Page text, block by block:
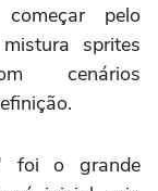
pelo
sprites
cenários
foi o grande